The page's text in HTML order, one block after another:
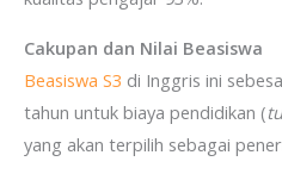
Cakupan dan Nilai Beasiswa
Beasiswa S3 di Inggris ini
tahun untuk biaya pendidikan (
yang akan terpilih sebagai